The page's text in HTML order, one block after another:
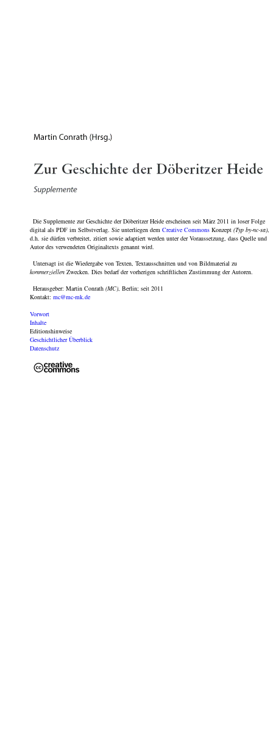
Die Supplemente zur Geschichte der Döberitzer Heide erscheinen seit März 2011 in loser Folge
digital als PDF im Selbstverlag. Sie unterliegen dem Creative Commons Konzept (Typ by-nc-sa)
d.h. sie dürfen verbreitet, zitiert sowie adaptiert werden unter der Voraussetzung, dass Quelle und
Autor des verwendeten Originaltexts genannt wird.
Untersagt ist die Wiedergabe von Texten, Textausschnitten und von Bildmaterial zu
kommerziellen Zwecken. Dies bedarf der vorherigen schriftlichen Zustimmung der Autoren.
Herausgeber: Martin Conrath (MC), Berlin; seit 2011
Kontakt: mc@mc-mk.de
Vorwort
Inhalte
Editionshinweise
Geschichtlicher Überblick
Datenschutz